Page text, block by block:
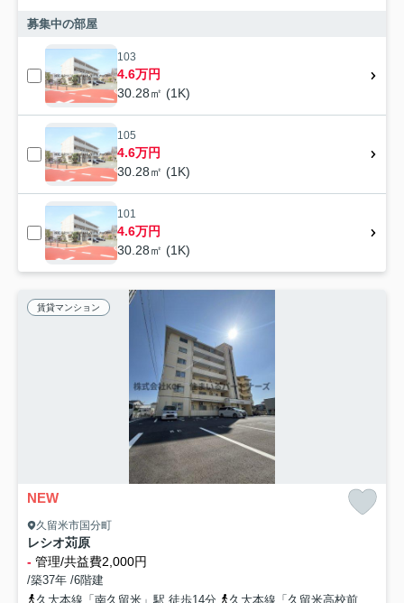
募集中の部屋
103
4.6万円
30.28㎡ (1K)
105
4.6万円
30.28㎡ (1K)
101
4.6万円
30.28㎡ (1K)
賃貸マンション
NEW
久留米市国分町
レシオ苅原
- 管理/共益費2,000円
/築37年 /6階建
久大本線「南久留米」駅 徒歩14分
久大本線「久留米高校前」駅 徒歩15分